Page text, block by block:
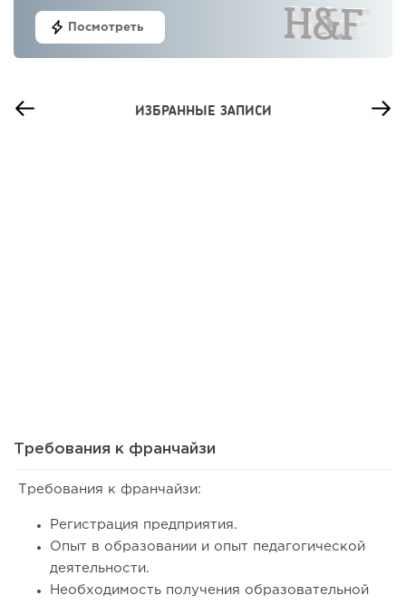
Посмотреть
ИЗБРАННЫЕ ЗАПИСИ
Требования к франчайзи
Требования к франчайзи:
Регистрация предприятия.
Опыт в образовании и опыт педагогической
деятельности.
Необходимость получения образовательной